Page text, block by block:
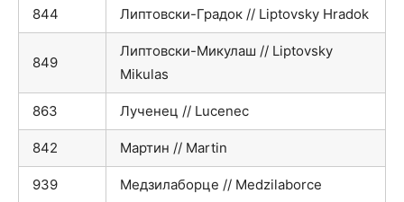
844 Липтовски-Градок // Liptovsky Hradok
849
Липтовски-Микулаш // Liptovsky
Mikulas
863 Лученец // Lucenec
842 Мартин // Martin
939 Медзилаборце // Medzilaborce